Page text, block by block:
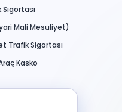
Sigortası
Mali Mesuliyet)
Trafik Sigortası
Kasko